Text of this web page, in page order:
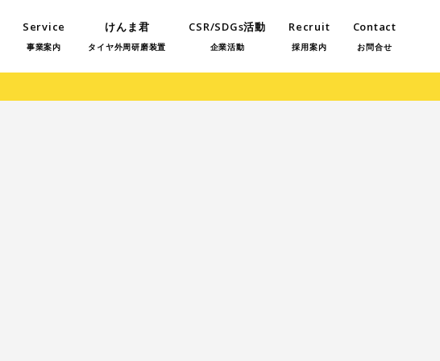
Service
事業案内
けんま君
タイヤ外周研磨装置
CSR/SDGs活動
企業活動
Recruit
採用案内
Contact
お問合せ